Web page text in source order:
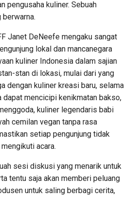
pengusaha kuliner. Sebuah
Janet DeNeefe mengaku sangat
lokal dan mancanegara
kuliner Indonesia dalam sajian
stan di lokasi, mulai dari yang
dengan kuliner kreasi baru, selama
dapat mencicipi kenikmatan bakso,
kuliner legendaris babi
cemilan vegan tanpa rasa
setiap pengunjung tidak
acara.
sesi diskusi yang menarik untuk
tentu saja akan memberi peluang
untuk saling berbagi cerita,